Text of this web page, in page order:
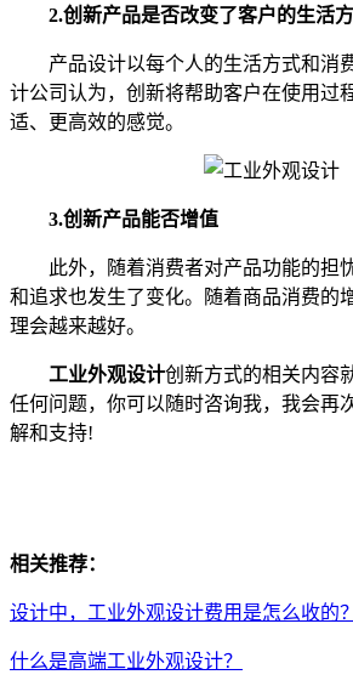
2.创新产品是否改变了客户的生活
产品设计以每个人的生活方式和消
计公司认为，创新将帮助客户在使用过
适、更高效的感觉。
3.创新产品能否增值
此外，随着消费者对产品功能的担
和追求也发生了变化。随着商品消费的
理会越来越好。
工业外观设计创新方式的相关内容
任何问题，你可以随时咨询我，我会再
解和支持!
相关推荐：
设计中，工业外观设计费用是怎么收的？
什么是高端工业外观设计？